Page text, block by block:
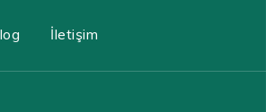
İletişim